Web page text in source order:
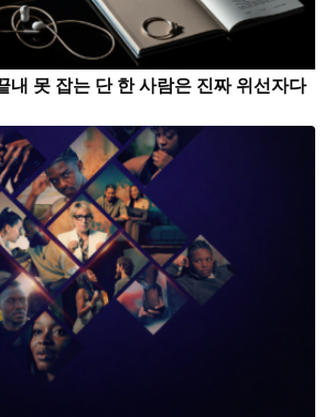
내 못 잡는 단 한 사람은 진짜 위선자다